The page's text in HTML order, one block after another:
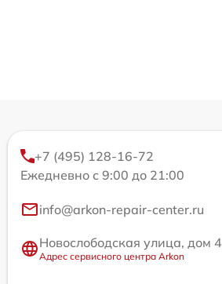
+7 (495) 128-16-72
Ежедневно с 9:00 до 21:00
info@arkon-repair-center.ru
Новослободская улица, дом 4
Адрес сервисного центра Arkon